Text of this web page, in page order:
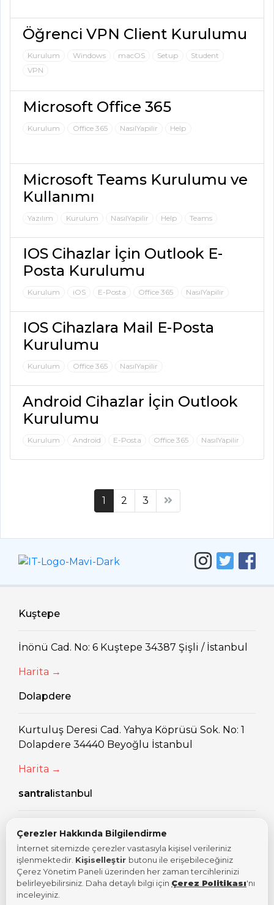
Öğrenci VPN Client Kurulumu
Kurulum Windows macOS Setup
Student
VPN
Microsoft Office 365
Kurulum Office 365 NasılYapilir Help
Microsoft Teams Kurulumu ve
Kullanımı
Yazılım Kurulum NasılYapilir Help Teams
IOS Cihazlar İçin Outlook E-
Posta Kurulumu
Kurulum iOS E-Posta Office 365 NasılYapilir
IOS Cihazlara Mail E-Posta
Kurulumu
Kurulum Office 365 NasılYapilir
Android Cihazlar İçin Outlook
Kurulumu
Kurulum Android E-Posta Office 365 NasılYapilir
1 (current)
2 3
Kuştepe
İnönü Cad. No: 6 Kuştepe 34387 Şişli / İstanbul
Harita →
Dolapdere
Kurtuluş Deresi Cad. Yahya Köprüsü Sok. No: 1
Dolapdere 34440 Beyoğlu İstanbul
Harita →
santral istanbul
Eski Silahtarağa Elektrik Santralı Kazım
Karabekir Cad. No: 2/13 34060 Eyüpsultan
İstanbul
Harita →
Çerezler Hakkında Bilgilendirme
İnternet sitemizde çerezler vasıtasıyla kişisel verileriniz
işlenmektedir. Kişiselleştir butonu ile erişebileceğiniz
Çerez Yönetim Paneli üzerinden her zaman tercihlerinizi
belirleyebilirsiniz. Daha detaylı bilgi için Çerez Politikası'nı
inceleyiniz.